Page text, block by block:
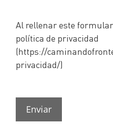
Al rellenar este
política de privacidad
(https://
privacidad/)